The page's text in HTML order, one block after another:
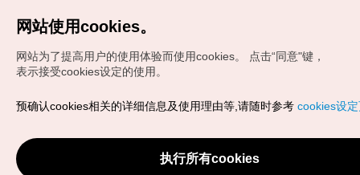
Copyrights (c) 韩国旅游发展局版权所有
VISITKOREA官方邮箱
chnsim@knto.or.kr
网站使用cookies。
网站为了提高用户的使用体验而使用cookies。
点击“同意"键，
表示接受cookies设定的使用。
预确认cookies相关的详细信息及使用理由等,请随时参考 cookies设
执行所有cookies